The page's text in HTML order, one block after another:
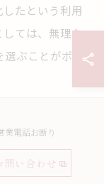
たという利用
ては、無理な
選ぶことがポイ
メリット
くみや疲労感
リンパマッサ
電話お断り
問い合わせ